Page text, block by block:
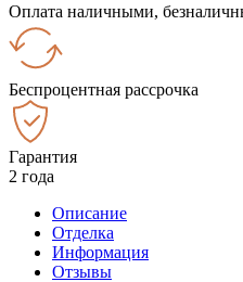
Оплата наличными,
Беспроцентная рассрочка
Гарантия
2 года
Описание
Отделка
Информация
Отзывы